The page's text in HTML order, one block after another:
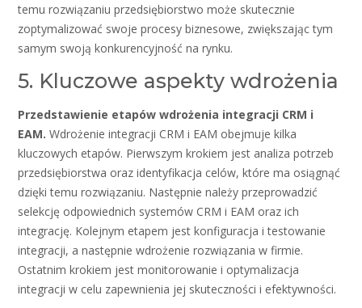
temu rozwiązaniu przedsiębiorstwo może skutecznie
zoptymalizować swoje procesy biznesowe, zwiększając tym
samym swoją konkurencyjność na rynku.
5. Kluczowe aspekty wdrożenia
Przedstawienie etapów wdrożenia integracji CRM i
EAM. Wdrożenie integracji CRM i EAM obejmuje kilka
kluczowych etapów. Pierwszym krokiem jest analiza potrzeb
przedsiębiorstwa oraz identyfikacja celów, które ma osiągnąć
dzięki temu rozwiązaniu. Następnie należy przeprowadzić
selekcję odpowiednich systemów CRM i EAM oraz ich
integrację. Kolejnym etapem jest konfiguracja i testowanie
integracji, a następnie wdrożenie rozwiązania w firmie.
Ostatnim krokiem jest monitorowanie i optymalizacja
integracji w celu zapewnienia jej skuteczności i efektywności.